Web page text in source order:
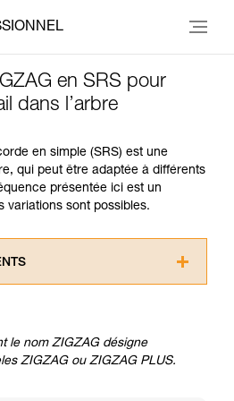
en SRS pour
dans l’arbre
en simple (SRS) est une
qui peut être adaptée à différents
présentée ici est un
variations sont possibles.
la notice technique pour
ce complément
le nom ZIGZAG désigne
ZIGZAG ou ZIGZAG PLUS.